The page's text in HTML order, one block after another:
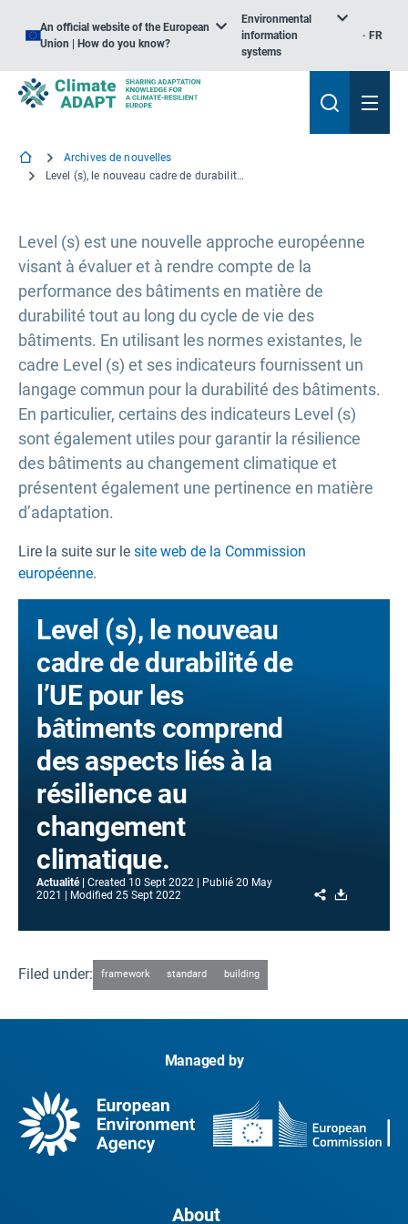
An official website of the European
Union | How do you know?
Environmental
information
systems
FR
Archives de nouvelles
Level (s), le nouveau cadre de durabilité de l’UE pour les bâtiments comprend des aspects liés à la résilience au changement climatique.
Level (s) est une nouvelle approche européenne
visant à évaluer et à rendre compte de la
performance des bâtiments en matière de
durabilité tout au long du cycle de vie des
bâtiments. En utilisant les normes existantes, le
cadre Level (s) et ses indicateurs fournissent un
langage commun pour la durabilité des bâtiments.
En particulier, certains des indicateurs Level (s)
sont également utiles pour garantir la résilience
des bâtiments au changement climatique et
présentent également une pertinence en matière
d’adaptation.
Lire la suite sur le site web de la Commission
européenne.
Level (s), le nouveau
cadre de durabilité de
l’UE pour les
bâtiments comprend
des aspects liés à la
résilience au
changement
climatique.
Actualité Created 10 Sept 2022 Publié 20 May
2021
Modified 25 Sept 2022 Share
Filed under: framework standard building
Managed by
About